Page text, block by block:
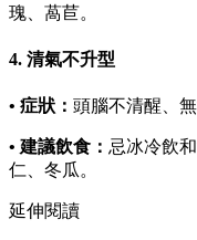
瑰、萵苣。
4. 清氣不升型
• 症狀： 頭腦不清醒、
• 建議飲食： 忌冰冷飲
仁、冬瓜。
延伸閱讀